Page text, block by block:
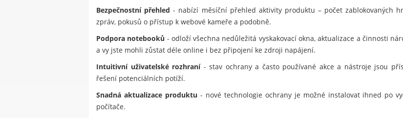
Bezpečnostní přehled - nabízí měsíční přehled aktivity produktu – počet zablokovaných
zpráv, pokusů o přístup k webové kameře a podobně.
Podpora notebooků - odloží všechna nedůležitá vyskakovací okna, aktualizace a činnosti
a vy jste mohli zůstat déle online i bez připojení ke zdroji napájení.
Intuitivní uživatelské rozhraní- stav ochrany a často používané akce a nástroje jsou
řešení potenciálních potíží.
Snadná aktualizace produktu - nové technologie ochrany je možné instalovat ihned po
počítače.